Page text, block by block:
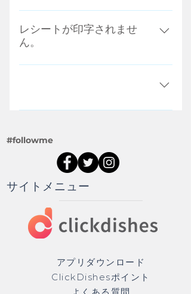
端末の充電ができているかご確認く
ださい。
レシートが印字されませ
ん。
レシート用紙が入っているか確認し
Enter your answer here
#followme
サイトメニュー
アプリダウンロード​
ClickDishesポイント